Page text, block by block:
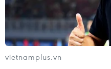
vietnamplus.vn